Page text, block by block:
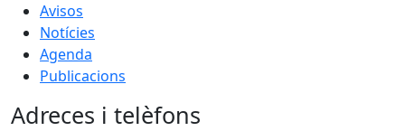
Avisos
Notícies
Agenda
Publicacions
Adreces i telèfons